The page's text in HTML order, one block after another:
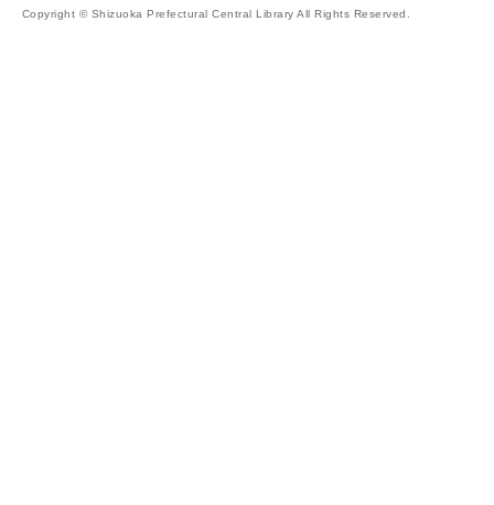
Copyright © Shizuoka Prefectural Central Library All Rights Reserved.